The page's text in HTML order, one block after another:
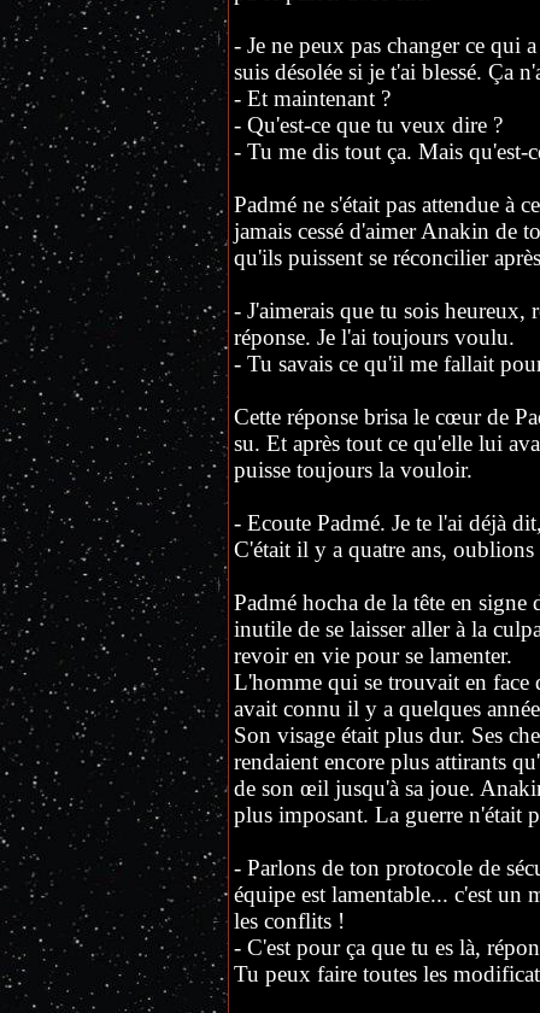
- Je ne peux pas changer ce qui
suis désolée si je t'ai blessé. Ça
- Et maintenant ?
- Qu'est-ce que tu veux dire ?
- Tu me dis tout ça. Mais qu'est-
Padmé ne s'était pas attendue à
jamais cessé d'aimer Anakin de
qu'ils puissent se réconcilier
- J'aimerais que tu sois
réponse. Je l'ai toujours voulu.
- Tu savais ce qu'il me fallait
Cette réponse brisa le cœur de
su. Et après tout ce qu'elle lui
puisse toujours la vouloir.
- Ecoute Padmé. Je te l'ai déjà
C'était il y a quatre ans,
Padmé hocha de la tête en
inutile de se laisser aller à la
revoir en vie pour se lamenter.
L'homme qui se trouvait en face
avait connu il y a quelques
Son visage était plus dur. Ses
rendaient encore plus attirants
de son œil jusqu'à sa joue.
plus imposant. La guerre n'était
- Parlons de ton protocole de
équipe est lamentable... c'est un
les conflits !
- C'est pour ça que tu es là,
Tu peux faire toutes les